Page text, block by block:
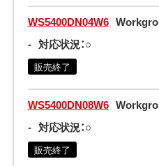
WS5400DN04W6
- 対応状況：○
販売終了
WS5400DN08W6
- 対応状況：○
販売終了